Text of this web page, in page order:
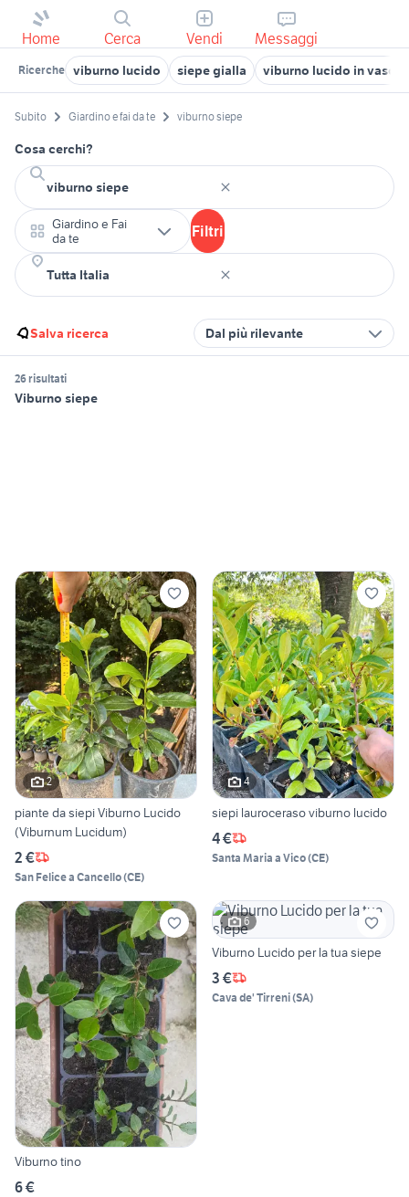
Home Cerca Vendi Messaggi
Ricerche viburno lucido siepe gialla viburno lucido in vaso
Subito Giardino e fai da te viburno siepe
Cosa cerchi?
Giardino e Fai
da te
Filtri
Salva ricerca Dal più rilevante
26 risultati
Viburno siepe
2
piante da siepi Viburno Lucido
(Viburnum Lucidum)
2 €
San Felice a Cancello(CE)
4
siepi lauroceraso viburno lucido
4 €
Santa Maria a Vico(CE)
Viburno tino
6 €
6
Viburno Lucido per la tua siepe
3 €
Cava de' Tirreni(SA)